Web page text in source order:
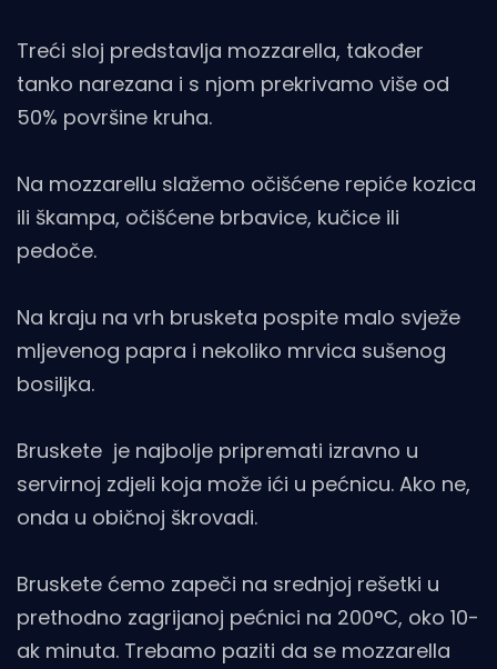
Treći sloj predstavlja mozzarella, također
tanko narezana i s njom prekrivamo više od
50% površine kruha.
Na mozzarellu slažemo očišćene repiće kozica
ili škampa, očišćene brbavice, kučice ili
pedoče.
Na kraju na vrh brusketa pospite malo svježe
mljevenog papra i nekoliko mrvica sušenog
bosiljka.
Bruskete je najbolje pripremati izravno u
servirnoj zdjeli koja može ići u pećnicu. Ako ne,
onda u običnoj škrovadi.
Bruskete ćemo zapeči na srednjoj rešetki u
prethodno zagrijanoj pećnici na 200°C, oko 10-
ak minuta. Trebamo paziti da se mozzarella